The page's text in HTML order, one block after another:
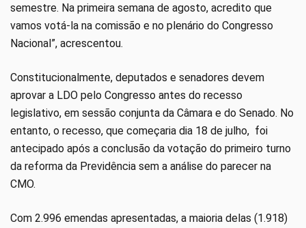
semestre. Na primeira semana de agosto, acredito que
vamos votá-la na comissão e no plenário do Congresso
Nacional”, acrescentou.
Constitucionalmente, deputados e senadores devem
aprovar a LDO pelo Congresso antes do recesso
legislativo, em sessão conjunta da Câmara e do Senado. No
entanto, o recesso, que começaria dia 18 de julho, foi
antecipado após a conclusão da votação do primeiro turno
da reforma da Previdência sem a análise do parecer na
CMO.
Com 2.996 emendas apresentadas, a maioria delas (1.918)